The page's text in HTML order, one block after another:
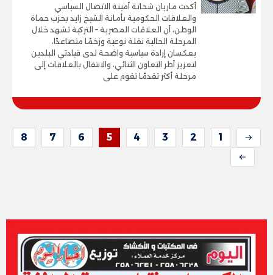
أكدت ماريان شحاتة أمينة الاتصال السياسي
والعلاقات الحكومية بأمانة الشيخ زايد بحزب حماة
الوطن، أن العلاقات المصرية – التركية تشهد خلال
المرحلة الحالية نقلة نوعية وزخمًا متصاعدًا،
يعكسان إرادة سياسية واضحة لدى قيادتي البلدين
لتعزيز أطر التعاون الثنائي، والانتقال بالعلاقات إلى
مرحلة أكثر تقدمًا تقوم على
1
2
3
4
5
6
7
8